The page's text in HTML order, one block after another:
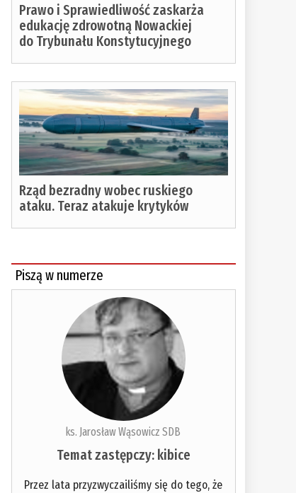
Prawo i Sprawiedliwość zaskarża
edukację zdrowotną Nowackiej
do Trybunału Konstytucyjnego
Rząd bezradny wobec ruskiego
ataku. Teraz atakuje krytyków
Piszą w numerze
ks. Jarosław Wąsowicz SDB
Temat zastępczy: kibice
Przez lata przyzwyczailiśmy się do tego, że